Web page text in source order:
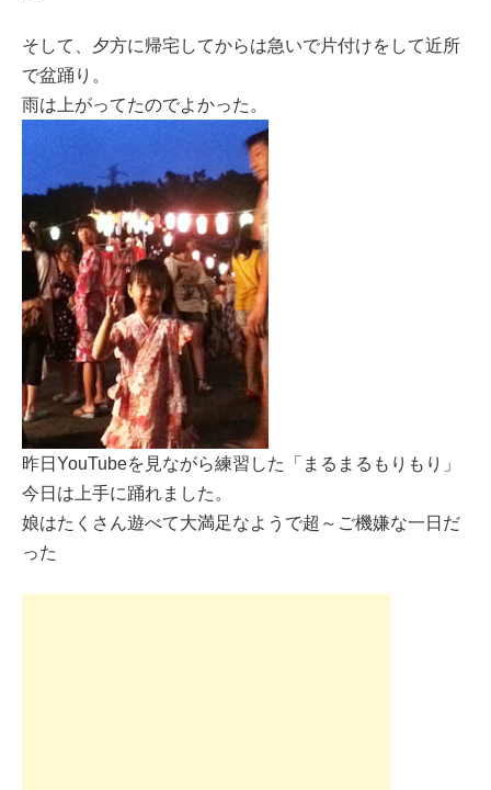
そして、夕方に帰宅してからは急いで片付けをして近所
で盆踊り。
雨は上がってたのでよかった。
昨日YouTubeを見ながら練習した「まるまるもりもり」
今日は上手に踊れました。
娘はたくさん遊べて大満足なようで超～ご機嫌な一日だ
った